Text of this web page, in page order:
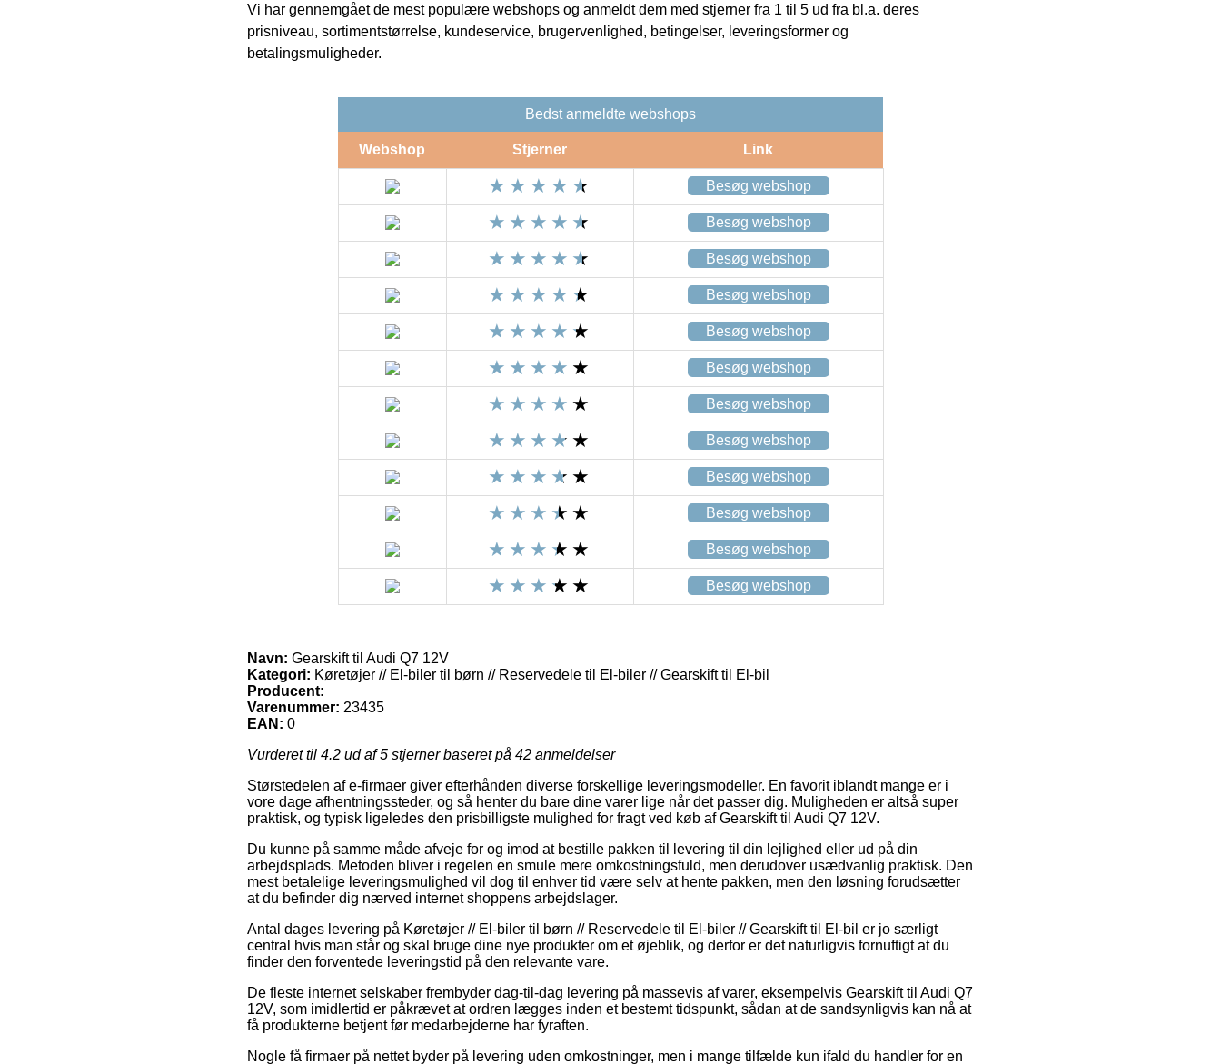
Vi har gennemgået de mest populære webshops og anmeldt dem med stjerner fra 1 til 5 ud fra bl.a. deres
prisniveau, sortimentstørrelse, kundeservice, brugervenlighed, betingelser, leveringsformer og
betalingsmuligheder.
Bedst anmeldte webshops
Webshop Stjerner Link
Besøg webshop
Besøg webshop
Besøg webshop
Besøg webshop
Besøg webshop
Besøg webshop
Besøg webshop
Besøg webshop
Besøg webshop
Besøg webshop
Besøg webshop
Besøg webshop
Navn: Gearskift til Audi Q7 12V
Kategori: Køretøjer // El-biler til børn // Reservedele til El-biler // Gearskift til El-bil
Producent:
Varenummer: 23435
EAN: 0
Vurderet til 4.2 ud af 5 stjerner baseret på 42 anmeldelser
Størstedelen af e-firmaer giver efterhånden diverse forskellige leveringsmodeller. En favorit iblandt mange er i
vore dage afhentningssteder, og så henter du bare dine varer lige når det passer dig. Muligheden er altså super
praktisk, og typisk ligeledes den prisbilligste mulighed for fragt ved køb af Gearskift til Audi Q7 12V.
Du kunne på samme måde afveje for og imod at bestille pakken til levering til din lejlighed eller ud på din
arbejdsplads. Metoden bliver i regelen en smule mere omkostningsfuld, men derudover usædvanlig praktisk. Den
mest betalelige leveringsmulighed vil dog til enhver tid være selv at hente pakken, men den løsning forudsætter
at du befinder dig nærved internet shoppens arbejdslager.
Antal dages levering på Køretøjer // El-biler til børn // Reservedele til El-biler // Gearskift til El-bil er jo særligt
central hvis man står og skal bruge dine nye produkter om et øjeblik, og derfor er det naturligvis fornuftigt at du
finder den forventede leveringstid på den relevante vare.
De fleste internet selskaber frembyder dag-til-dag levering på massevis af varer, eksempelvis Gearskift til Audi Q7
12V, som imidlertid er påkrævet at ordren lægges inden et bestemt tidspunkt, sådan at de sandsynligvis kan nå at
få produkterne betjent før medarbejderne har fyraften.
Nogle få firmaer på nettet byder på levering uden omkostninger, men i mange tilfælde kun ifald du handler for en